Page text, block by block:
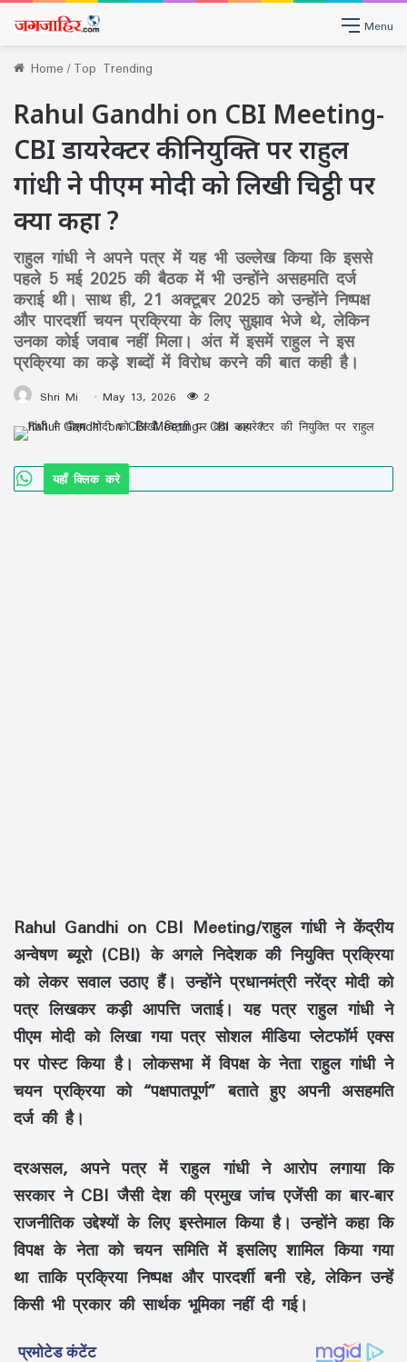
Menu
Home/Top Trending
Rahul Gandhi on CBI Meeting-
CBI डायरेक्टर की नियुक्ति पर राहुल
गांधी ने पीएम मोदी को लिखी चिट्ठी पर
क्या कहा ?
राहुल गांधी ने अपने पत्र में यह भी उल्लेख किया कि इससे
पहले 5 मई 2025 की बैठक में भी उन्होंने असहमति दर्ज
कराई थी। साथ ही, 21 अक्टूबर 2025 को उन्होंने निष्पक्ष
और पारदर्शी चयन प्रक्रिया के लिए सुझाव भेजे थे, लेकिन
उनका कोई जवाब नहीं मिला। अंत में इसमें राहुल ने इस
प्रक्रिया का कड़े शब्दों में विरोध करने की बात कही है।
Shri Mi May 13, 2026 2
यहाँ क्लिक करे
Rahul Gandhi on CBI Meeting/राहुल गांधी ने केंद्रीय
अन्वेषण ब्यूरो (CBI) के अगले निदेशक की नियुक्ति प्रक्रिया
को लेकर सवाल उठाए हैं। उन्होंने प्रधानमंत्री नरेंद्र मोदी को
पत्र लिखकर कड़ी आपत्ति जताई। यह पत्र राहुल गांधी ने
पीएम मोदी को लिखा गया पत्र सोशल मीडिया प्लेटफॉर्म एक्स
पर पोस्ट किया है। लोकसभा में विपक्ष के नेता राहुल गांधी ने
चयन प्रक्रिया को “पक्षपातपूर्ण” बताते हुए अपनी असहमति
दर्ज की है।
दरअसल, अपने पत्र में राहुल गांधी ने आरोप लगाया कि
सरकार ने CBI जैसी देश की प्रमुख जांच एजेंसी का बार-बार
राजनीतिक उद्देश्यों के लिए इस्तेमाल किया है। उन्होंने कहा कि
विपक्ष के नेता को चयन समिति में इसलिए शामिल किया गया
था ताकि प्रक्रिया निष्पक्ष और पारदर्शी बनी रहे, लेकिन उन्हें
किसी भी प्रकार की सार्थक भूमिका नहीं दी गई।